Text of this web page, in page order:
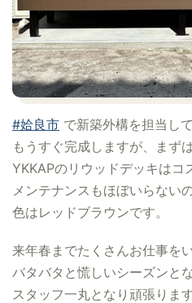
#姶良市 で新築外構を担当し
もうすぐ完成しますが、まず
YKKAPのリウッドデッキはコ
メンテナンスもほぼいらない
色はレッドブラウンです。
来年春までたくさんお仕事を
バタバタと慌しいシーズンと
スタッフ一丸となり頑張ります